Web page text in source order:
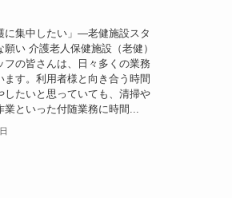
に集中したい」—老健施設スタ
願い 介護老人保健施設（老健）
フの皆さんは、日々多くの業務
ます。利用者様と向き合う時間
したいと思っていても、清掃や
といった付随業務に時間...